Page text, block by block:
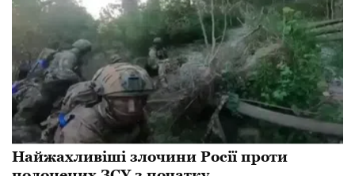
Найжахливіші злочини Росії проти